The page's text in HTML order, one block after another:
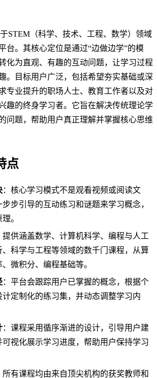
STEM（科学、技术、工程、数学）领域
台。其核心定位是通过“边做边学”的模
化为直观、有趣的互动问题，让学习过程
。目标用户广泛，包括希望夯实基础或深
专业提升的职场人士、教育工作者以及对
趣的终身学习者。它旨在解决传统理论学
问题，帮助用户真正理解并掌握核心思维
点
：核心学习模式不是观看视频或阅读文
步引导的互动练习和谜题来学习概念，
。
提供涵盖数学、计算机科学、编程与人工
科学与工程等领域的数千门课程，从算
微积分、编程基础等。
：平台会跟踪用户已掌握的概念，根据个
计定制化的练习集，并动态调整学习内
：课程采用循序渐进的设计，引导用户建
可视化展示学习进度，帮助用户保持学习
所有课程均由来自顶尖机构的获奖教师和